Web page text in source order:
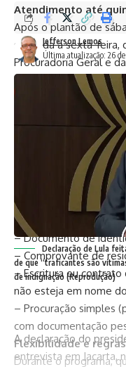
Atendimento até
Após o plantão de
segunda a sexta-feira,
Procuradoria Geral e
Partage Shopping, até
próxima quinta-feira
Quem pode
Podem aderir pessoas
inscritos em dívida
Taxa de Coleta de
geradores tenham
Documentação
Para participar, é
– Documento de
– Comprovante de
– Escritura ou
não esteja em nome
– Procuração simples
com documentação
Flexibilidade e regras
Durante o programa,
Última atualização: 26
Jefferson Lemos
Declaração de Lula
de que “traficantes são
de indignação (Reprodução)
A declaração do
entrevista em Jacarta,